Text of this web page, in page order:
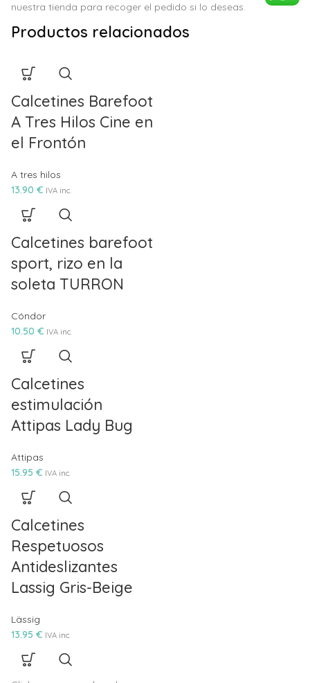
nuestra tienda para recoger el pedido si lo deseas.
Productos relacionados
Calcetines Barefoot
A Tres Hilos Cine en
el Frontón
A tres hilos
13.90 € IVA inc.
Calcetines barefoot
sport, rizo en la
soleta TURRON
Cóndor
10.50 € IVA inc.
Calcetines
estimulación
Attipas Lady Bug
Attipas
15.95 € IVA inc.
Calcetines
Respetuosos
Antideslizantes
Lassig Gris-Beige
Lässig
13.95 € IVA inc.